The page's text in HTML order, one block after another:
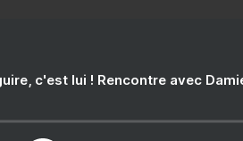
c'est lui ! Rencontre avec